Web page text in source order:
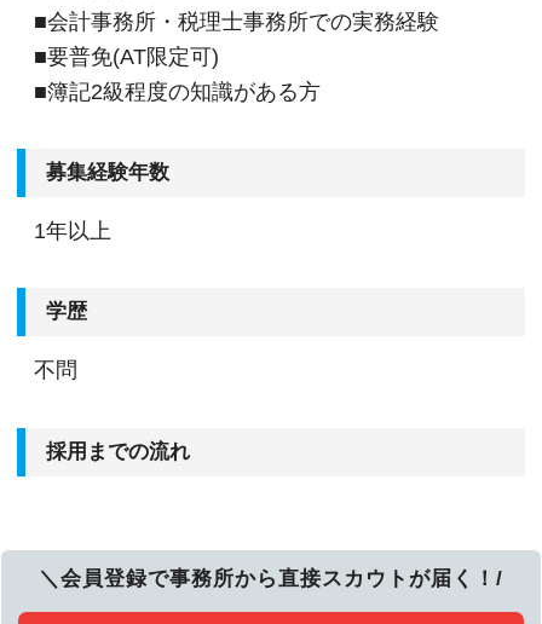
■会計事務所・税理士事務所での実務経験
■要普免(AT限定可)
■簿記2級程度の知識がある方
募集経験年数
1年以上
学歴
不問
採用までの流れ
＼会員登録で事務所から直接スカウトが届く！/